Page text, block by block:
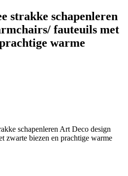
strakke schapenleren
fauteuils met
warme
schapenleren Art Deco design
zwarte biezen en prachtige warme